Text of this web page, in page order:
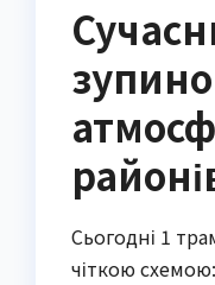
Сьогодні 1
чіткою